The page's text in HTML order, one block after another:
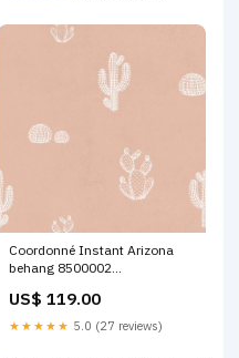
Coordonné Instant Arizona
behang 8500002
US$ 119.00
★★★★★ 5.0 (27 reviews)